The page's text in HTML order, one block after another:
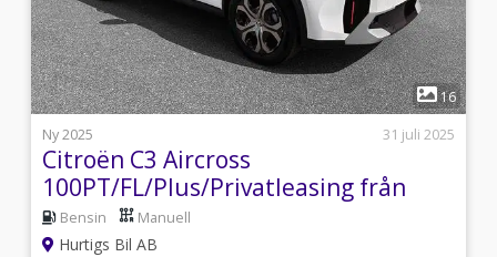
1
16
Ny 2025
31 juli 2025
Citroën C3 Aircross
100PT/FL/Plus/Privatleasing från
3119:-
Bensin Manuell
Hurtigs Bil AB